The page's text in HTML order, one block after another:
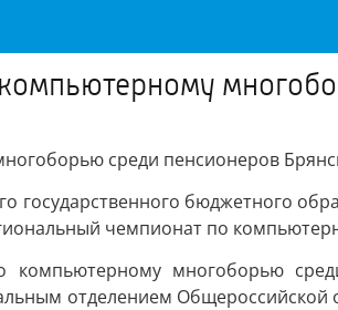
среди пенсионеров
государственного бюджетного
чемпионат по
компьютерному многоборью
отделением